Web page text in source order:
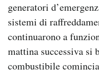
generatori
sistemi di
continuarono a
mattina successiva si
combustibile